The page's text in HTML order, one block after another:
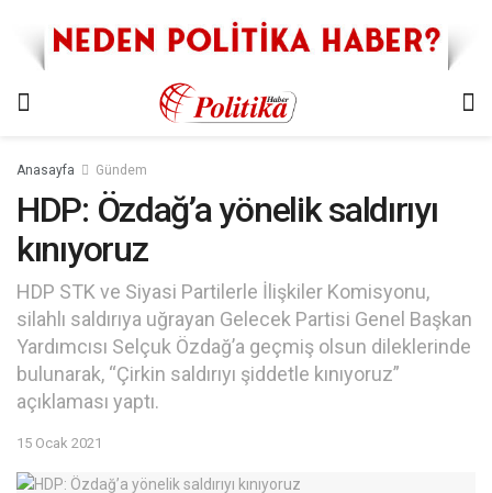
Anasayfa Gündem
HDP: Özdağ’a yönelik saldırıyı
kınıyoruz
HDP STK ve Siyasi Partilerle İlişkiler Komisyonu,
silahlı saldırıya uğrayan Gelecek Partisi Genel Başkan
Yardımcısı Selçuk Özdağ’a geçmiş olsun dileklerinde
bulunarak, “Çirkin saldırıyı şiddetle kınıyoruz”
açıklaması yaptı.
15 Ocak 2021